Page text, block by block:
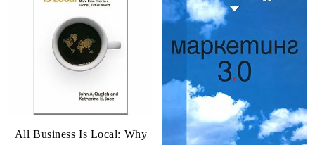
All Business Is Local: Why